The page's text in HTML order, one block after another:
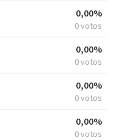
0,00%
0 votos
0,00%
0 votos
0,00%
0 votos
0,00%
0 votos